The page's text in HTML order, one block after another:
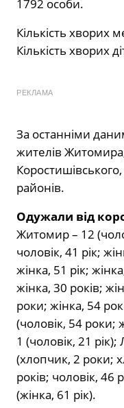
1792 особи.
Кількість хворих
Кількість хворих
РЕКЛАМА
За останніми
жителів
районів.
Одужали від
Житомир – 12
чоловік, 41 рік;
жінка, 51 рік;
жінка, 30 років;
роки; жінка, 54
(чоловік, 54 роки;
1 (чоловік, 21
(хлопчик, 2 роки;
років; чоловік, 46
(жінка, 61 рік).